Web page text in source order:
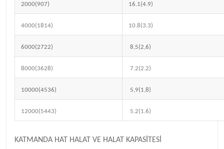
2000(907) 16.1(4.9)
4000(1814) 10.8(3.3)
6000(2722) 8,5(2,6)
8000(3628) 7.2(2.2)
10000(4536) 5,9(1,8)
12000(5443) 5.2(1.6)
KATMANDA HAT HALAT VE HALAT KAPASİTESİ